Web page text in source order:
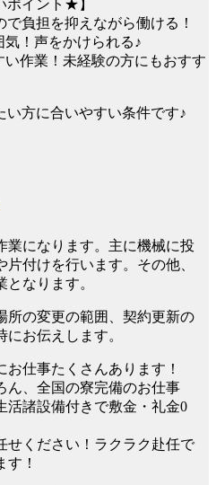
ポイント★】
負担を抑えながら働ける！
！声をかけられる♪
作業！未経験の方にもおすす
い方に合いやすい条件です♪
業になります。主に機械に投
片付けを行います。その他、
なります。
の変更の範囲、契約更新の
お伝えします。
仕事たくさんあります！
ん、全国の寮完備のお仕事
活諸設備付きで敷金・礼金0
せください！ラクラク赴任で
す！